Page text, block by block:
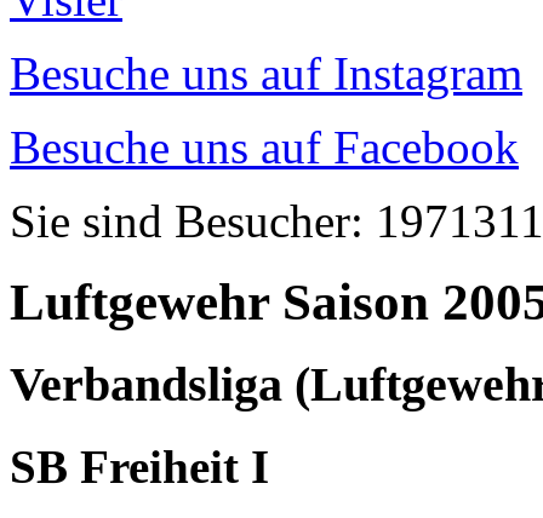
Besuche uns auf Instagram
Besuche uns auf Facebook
Sie sind Besucher: 1971311
Luftgewehr Saison
Verbandsliga
SB Freiheit I